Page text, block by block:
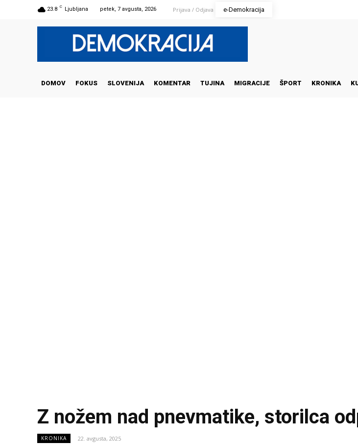
23.8 C Ljubljana petek, 7 avgusta, 2026 Prijava / Odjava e-Demokracija
DOMOV FOKUS SLOVENIJA KOMENTAR TUJINA MIGRACIJE ŠPORT KRONIKA
Z nožem nad pnevmatike, storilca
KRONIKA 22. avgusta, 2025